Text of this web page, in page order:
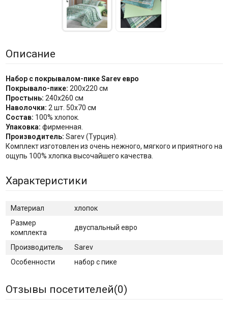
Описание
Набор с покрывалом-пике Sarev евро
Покрывало-пике: 200х220 см
Простынь: 240х260 см
Наволочки: 2 шт. 50х70 см
Состав: 100% хлопок.
Упаковка: фирменная.
Производитель: Sarev (Турция).
Комплект изготовлен из очень нежного, мягкого и приятного на
ощупь 100% хлопка высочайшего качества.
Характеристики
Материал
хлопок
Размер
комплекта
двуспальный евро
Производитель
Sarev
Особенности
набор с пике
Отзывы посетителей(0)